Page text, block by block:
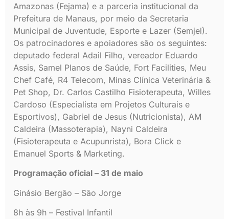
Amazonas (Fejama) e a parceria institucional da
Prefeitura de Manaus, por meio da Secretaria
Municipal de Juventude, Esporte e Lazer (Semjel).
Os patrocinadores e apoiadores são os seguintes:
deputado federal Adail Filho, vereador Eduardo
Assis, Samel Planos de Saúde, Fort Facilities, Meu
Chef Café, R4 Telecom, Minas Clínica Veterinária &
Pet Shop, Dr. Carlos Castilho Fisioterapeuta, Willes
Cardoso (Especialista em Projetos Culturais e
Esportivos), Gabriel de Jesus (Nutricionista), AM
Caldeira (Massoterapia), Nayni Caldeira
(Fisioterapeuta e Acupunrista), Bora Click e
Emanuel Sports & Marketing.
Programação oficial – 31 de maio
Ginásio Bergão – São Jorge
8h às 9h – Festival Infantil